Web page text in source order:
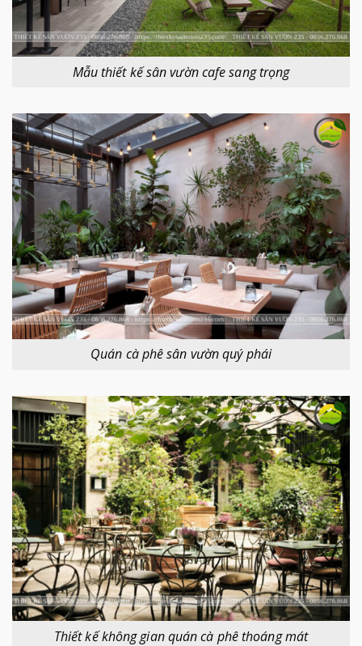
Mẫu thiết kế sân vườn cafe sang trọng
Quán cà phê sân vườn quý phái
Thiết kế không gian quán cà phê thoáng mát